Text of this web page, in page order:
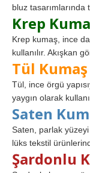
bluz
Krep
Krep kumaş, ince
kullanılır. Akışkan
Tül
Tül, ince örgü
yaygın olarak
Saten
Saten, parlak
lüks tekstil
Şardonlu